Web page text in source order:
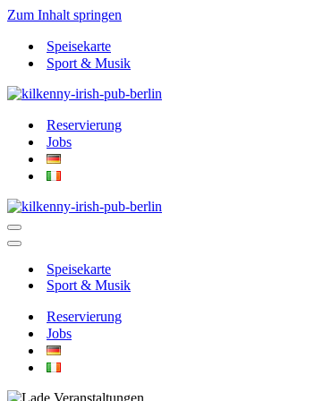
Zum Inhalt springen
Speisekarte
Sport & Musik
Reservierung
Jobs
Navigationsmenü
Navigationsmenü
Speisekarte
Sport & Musik
Reservierung
Jobs